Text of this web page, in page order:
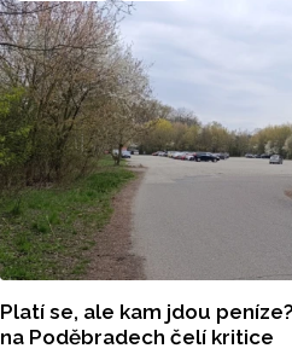
Platí se, ale kam jdou
na Poděbradech čelí kritice